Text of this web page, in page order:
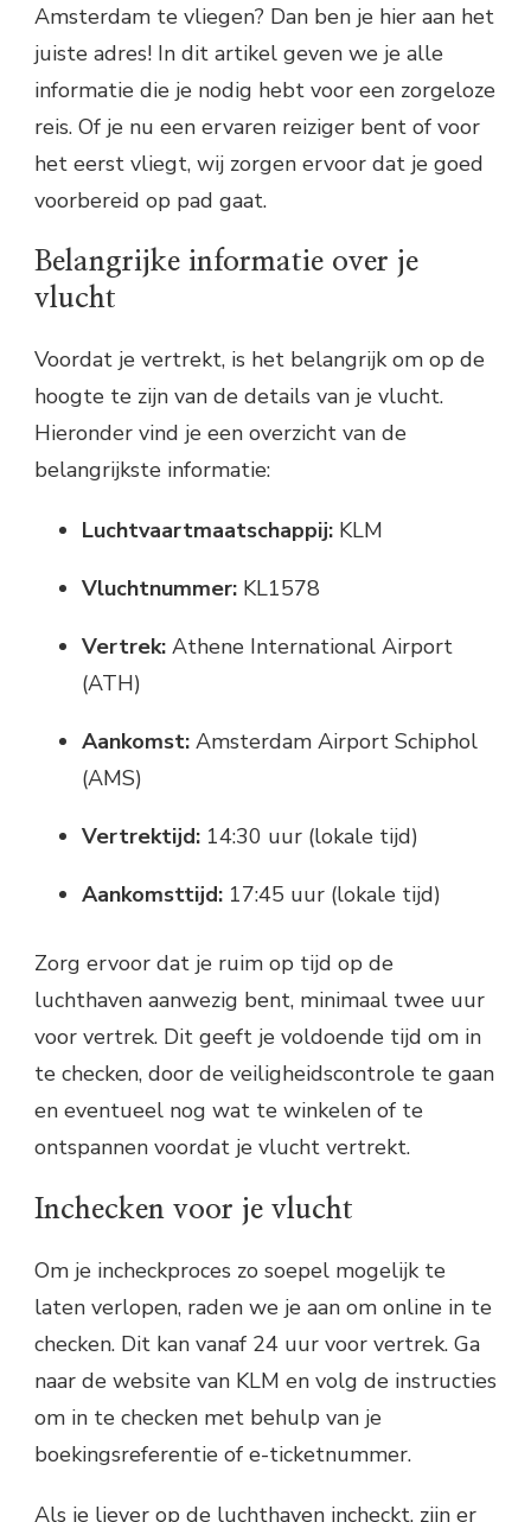
Amsterdam te vliegen? Dan ben je hier aan het
juiste adres! In dit artikel geven we je alle
informatie die je nodig hebt voor een zorgeloze
reis. Of je nu een ervaren reiziger bent of voor
het eerst vliegt, wij zorgen ervoor dat je goed
voorbereid op pad gaat.
Belangrijke informatie over je
vlucht
Voordat je vertrekt, is het belangrijk om op de
hoogte te zijn van de details van je vlucht.
Hieronder vind je een overzicht van de
belangrijkste informatie:
Luchtvaartmaatschappij: KLM
Vluchtnummer: KL1578
Vertrek: Athene International Airport
(ATH)
Aankomst: Amsterdam Airport Schiphol
(AMS)
Vertrektijd: 14:30 uur (lokale tijd)
Aankomsttijd: 17:45 uur (lokale tijd)
Zorg ervoor dat je ruim op tijd op de
luchthaven aanwezig bent, minimaal twee uur
voor vertrek. Dit geeft je voldoende tijd om in
te checken, door de veiligheidscontrole te gaan
en eventueel nog wat te winkelen of te
ontspannen voordat je vlucht vertrekt.
Inchecken voor je vlucht
Om je incheckproces zo soepel mogelijk te
laten verlopen, raden we je aan om online in te
checken. Dit kan vanaf 24 uur voor vertrek. Ga
naar de website van KLM en volg de instructies
om in te checken met behulp van je
boekingsreferentie of e-ticketnummer.
Als je liever op de luchthaven incheckt, zijn er